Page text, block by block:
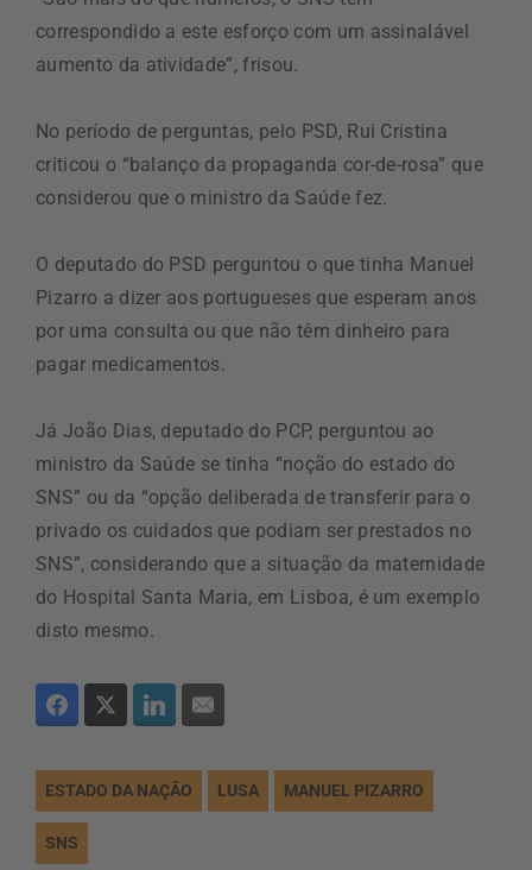
correspondido a este esforço com um assinalável
aumento da atividade”, frisou.
No período de perguntas, pelo PSD, Rui Cristina
criticou o “balanço da propaganda cor-de-rosa” que
considerou que o ministro da Saúde fez.
O deputado do PSD perguntou o que tinha Manuel
Pizarro a dizer aos portugueses que esperam anos
por uma consulta ou que não têm dinheiro para
pagar medicamentos.
Já João Dias, deputado do PCP, perguntou ao
ministro da Saúde se tinha “noção do estado do
SNS” ou da “opção deliberada de transferir para o
privado os cuidados que podiam ser prestados no
SNS”, considerando que a situação da maternidade
do Hospital Santa Maria, em Lisboa, é um exemplo
disto mesmo.
ESTADO DA NAÇÃO LUSA MANUEL PIZARRO
SNS